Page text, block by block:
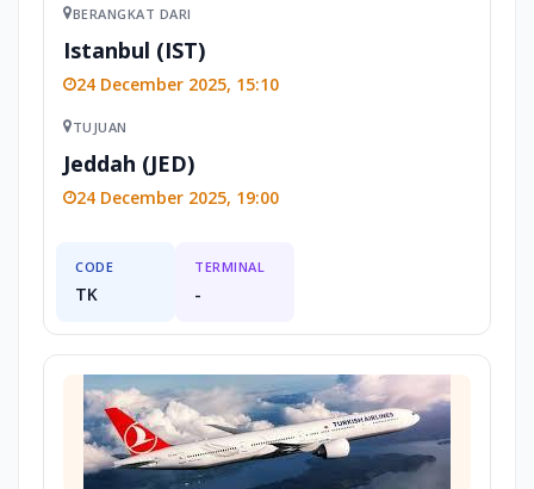
BERANGKAT DARI
Istanbul (IST)
24 December 2025, 15:10
TUJUAN
Jeddah (JED)
24 December 2025, 19:00
CODE
TK
TERMINAL
-